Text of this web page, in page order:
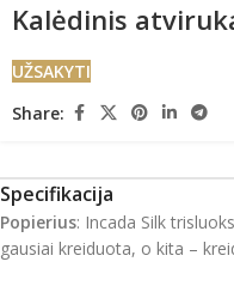
Kalėdinis
UŽSAKYTI
Share:
Specifikacija
Popierius: Incada Silk
gausiai kreiduota, o kita –